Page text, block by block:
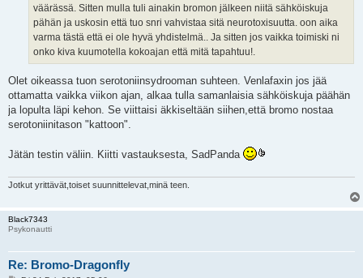
väärässä. Sitten mulla tuli ainakin bromon jälkeen niitä sähköiskuja
pähän ja uskosin että tuo snri vahvistaa sitä neurotoxisuutta. oon aika
varma tästä että ei ole hyvä yhdistelmä.. Ja sitten jos vaikka toimiski ni
onko kiva kuumotella kokoajan että mitä tapahtuu!.
Olet oikeassa tuon serotoniinsydrooman suhteen. Venlafaxin jos jää
ottamatta vaikka viikon ajan, alkaa tulla samanlaisia sähköiskuja päähän
ja lopulta läpi kehon. Se viittaisi äkkiseltään siihen,että bromo nostaa
serotoniinitason "kattoon".
Jätän testin väliin. Kiitti vastauksesta, SadPanda
Jotkut yrittävät,toiset suunnittelevat,minä teen.
Black7343
Psykonautti
Re: Bromo-Dragonfly